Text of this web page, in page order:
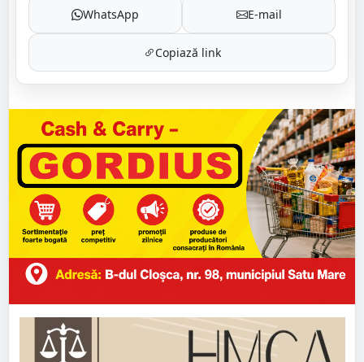
WhatsApp E-mail
Copiază link